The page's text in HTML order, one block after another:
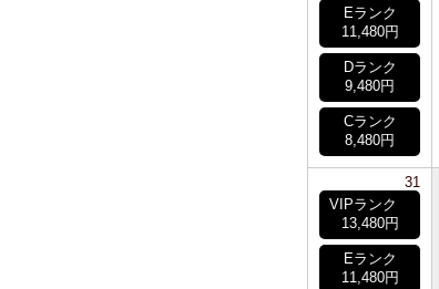
Eランク
11,480円
Dランク
9,480円
Cランク
8,480円
31
VIPランク
13,480円
Eランク
11,480円